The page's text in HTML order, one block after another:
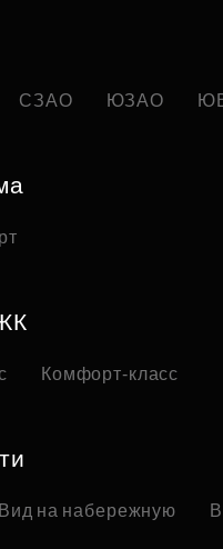
СЗАО ЮЗАО
Комфорт-класс
Вид на набережную